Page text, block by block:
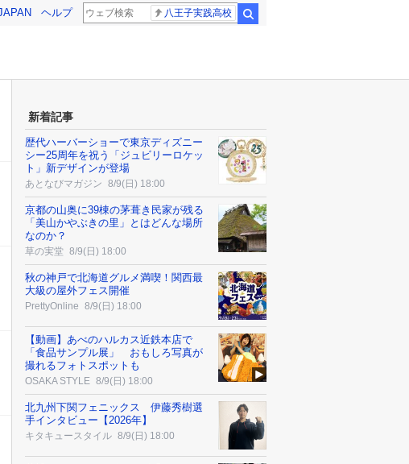
ヘルプ 八王子実践高校
新着記事
歴代ハーバーショーで東京ディズニー
シー25周年を祝う「ジュビリーロケッ
ト」新デザインが登場
あとなびマガジン 8/9(日) 18:00
京都の山奥に39棟の茅葺き民家が残る
「美山かやぶきの里」とはどんな場所
なのか？
草の実堂 8/9(日) 18:00
秋の神戸で北海道グルメ満喫！関西最
大級の屋外フェス開催
PrettyOnline 8/9(日) 18:00
【動画】あべのハルカス近鉄本店で
「食品サンプル展」 おもしろ写真が
撮れるフォトスポットも
OSAKA STYLE 8/9(日) 18:00
北九州下関フェニックス 伊藤秀樹選
手インタビュー【2026年】
キタキュースタイル 8/9(日) 18:00